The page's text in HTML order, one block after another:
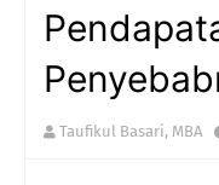
Taufikul Basari, MBA